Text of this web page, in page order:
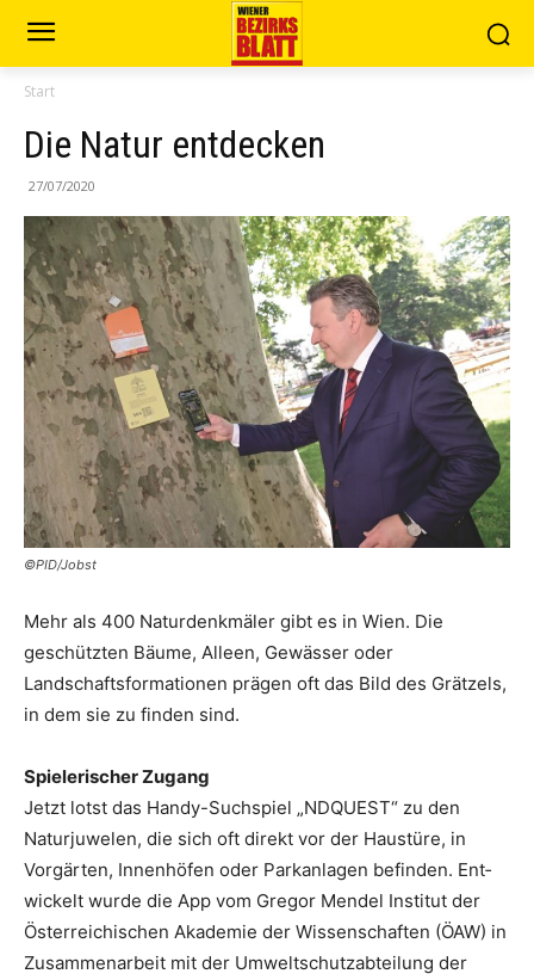
Start
Die Natur entdecken
27/07/2020
©PID/Jobst
Mehr als 400 Naturdenkmäler gibt es in Wien. Die
geschützten Bäume, Alleen, Gewässer oder
Landschaftsformationen prägen oft das Bild des Grätzels,
in dem sie zu finden sind.
Spielerischer Zugang
Jetzt lotst das Handy-Suchspiel „NDQUEST“ zu den
Naturjuwelen, die sich oft direkt vor der Haustüre, in
Vorgärten, Innenhöfen oder Parkanlagen befinden. Ent­
wickelt wurde die App vom Gregor Mendel Institut der
Österreichischen Akademie der Wissenschaften (ÖAW) in
Zusammenarbeit mit der Umweltschutzabteilung der